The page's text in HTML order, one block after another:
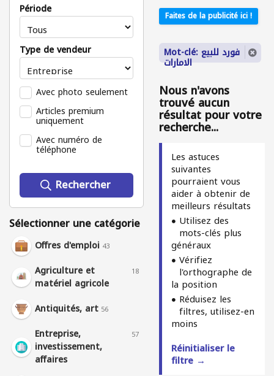
Période
Type de vendeur
Avec photo seulement
Articles premium
uniquement
Avec numéro de
téléphone
Rechercher
Sélectionner une catégorie
Offres d'emploi 43
Agriculture et
matériel agricole
18
Antiquités, art 56
Entreprise,
investissement,
affaires
57
Faites de la publicité ici !
Mot-clé: فورد للبيع
الامارات
Nous n'avons
trouvé aucun
résultat pour votre
recherche...
Les astuces
suivantes
pourraient vous
aider à obtenir de
meilleurs résultats
Utilisez des
mots-clés plus
généraux
Vérifiez
l'orthographe de
la position
Réduisez les
filtres, utilisez-en
moins
Réinitialiser le
filtre →